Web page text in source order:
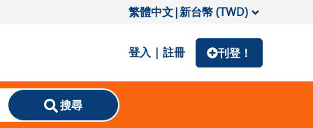
繁體中文|新台幣 (TWD)
登入 | 註冊 刊登！
搜尋